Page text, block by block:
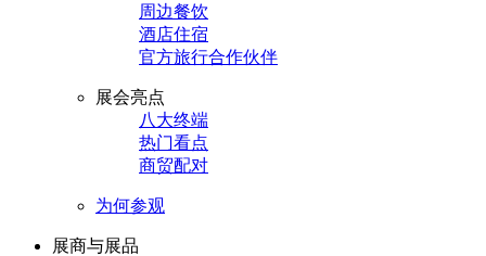
周边餐饮
酒店住宿
官方旅行合作伙伴
展会亮点
八大终端
热门看点
商贸配对
为何参观
展商与展品